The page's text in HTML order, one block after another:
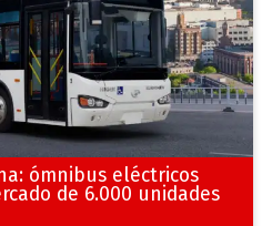
ómnibus eléctricos
de 6.000 unidades